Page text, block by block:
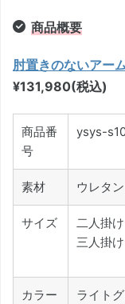
商品概要
肘置きのないアー
¥131,980(税込)
商品番
号
ysys-
素材 ウレタ
サイズ
二人掛
三人掛
カラー
ライト